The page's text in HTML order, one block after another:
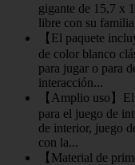
gigante de 15,7 x
libre con su
【El paquete
de color blanco
para jugar o para
interacción...
【Amplio uso】
para el juego de
de interior, juego
con la...
【Material de